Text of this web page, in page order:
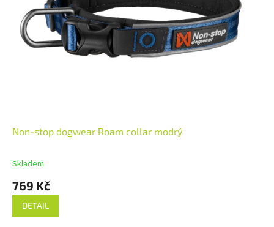
Non-stop dogwear Roam collar modrý
Skladem
769 Kč
DETAIL